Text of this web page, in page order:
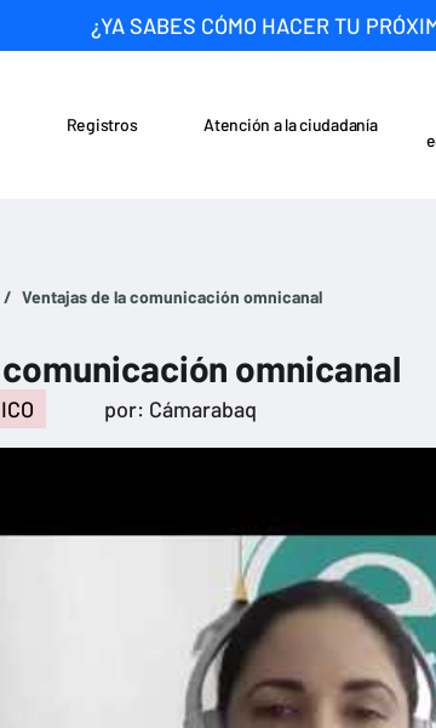
¿YA SABES CÓMO HACER TU
Registros
Atención a la ciudadanía
Ventajas de la comunicación omnicanal
omnicanal
por: Cámarabaq